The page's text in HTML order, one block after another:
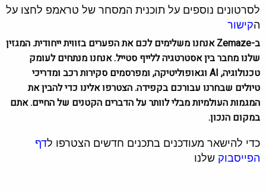
לסרטונים נוספים על תוכנית המסחר של טראמפ לחצו על
קישור
ב-Zemaze אנחנו משלימים לכם את הפערים בזווית ייחודית. המגזין
שלנו מחבר בין אסטרטגיה ללייף סטייל. אנחנו מנתחים לעומק
טכנולוגיה, AI וגאופוליטיקה, ומפרסמים סקירות רכב ומדריכי
טיולים שבחרנו עבורכם בקפידה. הצטרפו אלינו כדי להבין את
המגמות העולמיות מבלי לוותר על הדברים הקטנים של החיים. אתם
במקום הנכון.
כדי להישאר מעודכנים בתכנים חדשים הצטרפו ל דף
הפייסבוקשלנו